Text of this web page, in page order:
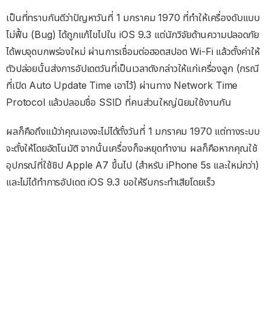
เป็นที่ทราบกันดีว่าปัญหาวันที่ 1 มกราคม 1970 ที่ทำให้เครื่องดับแบบ
ไม่ฟื้น (Bug) ได้ถูกแก้ไขไปใน iOS 9.3 แต่นักวิจัยด้านความปลอดภัย
ได้พบจุดบกพร่องใหม่ ผ่านการเชื่อมต่อฮอตสปอต Wi-Fi แล้วตั้งค่าให้
ตัวปล่อยนั้นส่งการอัปเดตวันที่เป็นเวลาดังกล่าวให้แก่เครื่องลูก (กรณี
ที่เปิด Auto Update Time เอาไว้) ผ่านทาง Network Time
Protocol แล้วปลอมชื่อ SSID ที่คนส่วนใหญ่นิยมใช้งานกัน
ผลก็คือถึงแม้ว่าคุณเองจะไม่ได้ตั้งวันที่ 1 มกราคม 1970 แต่ทางระบบ
จะตั้งให้โดยอัตโนมัติ จากนั้นเครื่องก็จะหยุดทำงาน ผลก็คือหากคุณใช้
อุปกรณ์ที่ใช้ชิป Apple A7 ขึ้นไป (สำหรับ iPhone 5s และใหม่กว่า)
และไม่ได้ทำการอัปเดต iOS 9.3 ขอให้รีบกระทำเสียโดยเร็ว